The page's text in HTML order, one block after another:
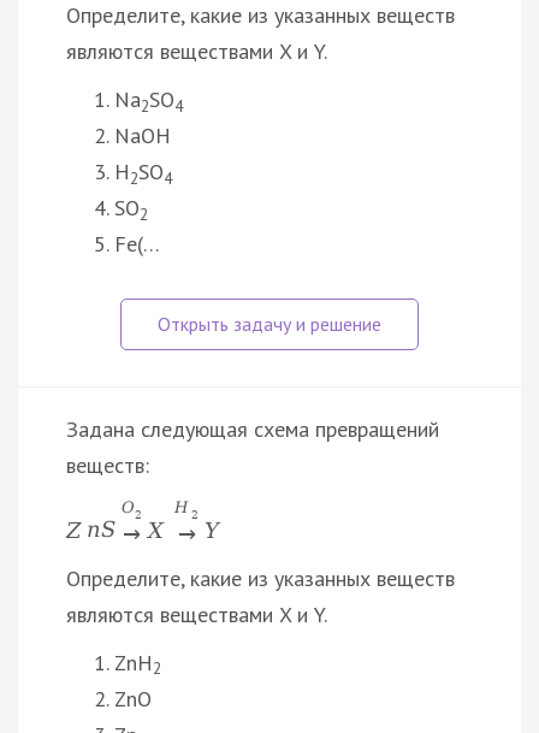
Определите, какие из указанных веществ
являются веществами X и Y.
Na2SO4
NaOH
H2SO4
SO2
Fe(…
Задана следующая схема превращений
веществ:
Z nS
O2
→ X
H 2
→ Y
Определите, какие из указанных веществ
являются веществами X и Y.
ZnH2
ZnO